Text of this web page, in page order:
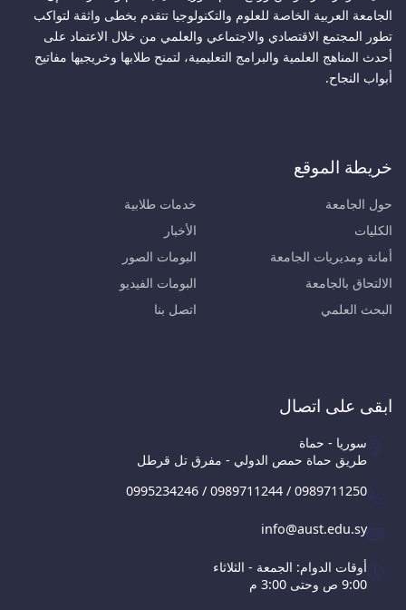
الجامعة العربية الخاصة للعلوم والتكنولوجيا تتقدم بخطى واثقة لتواكب
تطور المجتمع الاقتصادي والاجتماعي والعلمي من خلال الاعتماد على
أحدث المناهج العلمية والبرامج التعليمية، لتمنح طلابها وخريجيها مفاتيح
أبواب النجاح.
خريطة الموقع
حول الجامعة
الكليات
أمانة ومديريات الجامعة
الالتحاق بالجامعة
البحث العلمي
خدمات طلابية
الأخبار
البومات الصور
البومات الفيديو
اتصل بنا
ابقى على اتصال
سوريا - حماة
طريق حماة حمص الدولي - مفرق تل قرطل
0995234246 / 0989711244 / 0989711250
info@aust.edu.sy
أوقات الدوام: الجمعة - الثلاثاء
9:00 ص وحتى 3:00 م